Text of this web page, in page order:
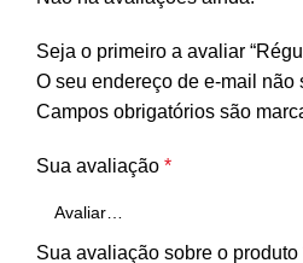
Seja o primeiro a avaliar
O seu endereço de e-mail não
Campos obrigatórios são
Sua avaliação *
Sua avaliação sobre o produto